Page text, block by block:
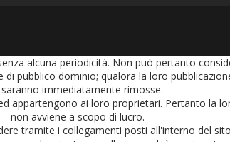
alcuna periodicità. Non può pertanto
pubblico dominio; qualora la loro
immediatamente rimosse.
appartengono ai loro proprietari. Pertanto la
non avviene a scopo di lucro.
tramite i collegamenti posti all'interno del